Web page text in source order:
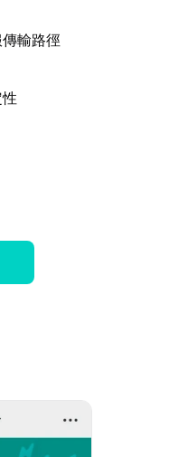
輸路徑